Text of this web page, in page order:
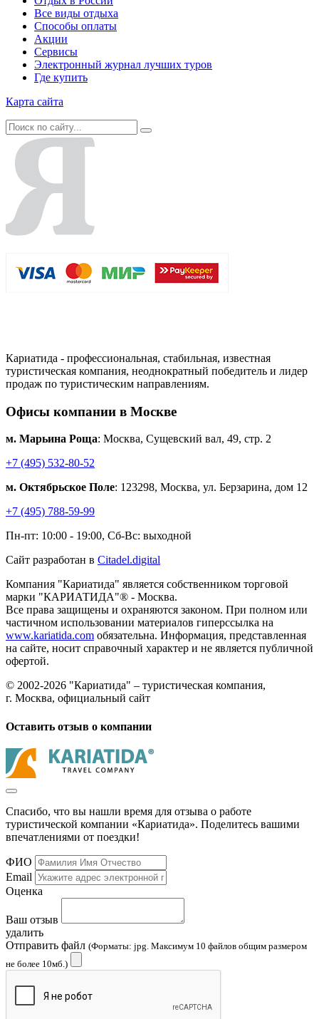
Все виды отдыха
Способы оплаты
Акции
Сервисы
Электронный журнал лучших туров
Где купить
Карта сайта
Кариатида - профессиональная, стабильная, известная
туристическая компания, неоднократный победитель и лидер
продаж по туристическим направлениям.
Офисы компании в Москве
м. Марьина Роща: Москва, Сущевский вал, 49, стр. 2
+7 (495) 532-80-52
м. Октябрьское Поле: 123298, Москва, ул. Берзарина, дом 12
+7 (495) 788-59-99
Пн-пт: 10:00 - 19:00, Сб-Вс: выходной
Сайт разработан в Citadel.digital
Компания "Кариатида" является собственником торговой
марки "КАРИАТИДА"® - Москва.
Все права защищены и охраняются законом. При полном или
частичном использовании материалов гиперссылка на
www.kariatida.com обязательна. Информация, представленная
на сайте, носит справочный характер и не является публичной
офертой.
© 2002-2026 "Кариатида" – туристическая компания,
г. Москва, официальный сайт
Оставить отзыв о компании
Спасибо, что вы нашли время для отзыва о работе
туристической компании «Кариатида». Поделитесь вашими
впечатлениями от поездки!
ФИО
Email
Оценка
Ваш отзыв
удалить
Отправить файл (Форматы: jpg. Максимум 10 файлов общим размером
не более 10мб.)